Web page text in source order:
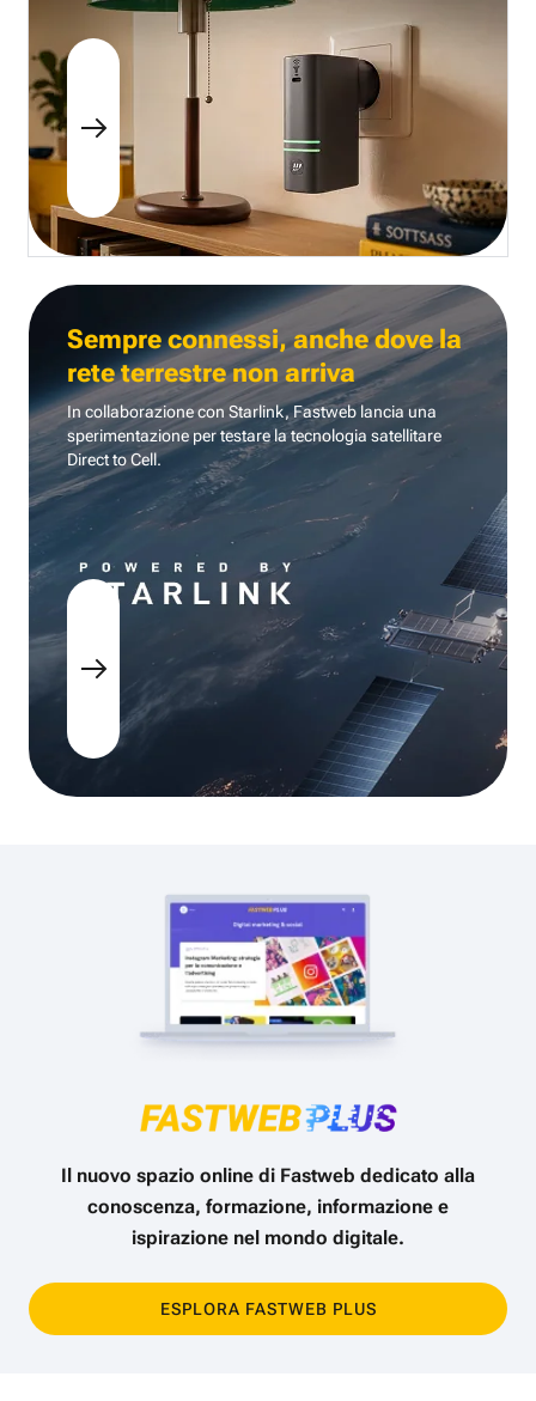
Sempre connessi, anche dove la
rete terrestre non arriva
In collaborazione con Starlink, Fastweb lancia una
sperimentazione per testare la tecnologia satellitare
Direct to Cell.
Il nuovo spazio online di Fastweb dedicato alla
conoscenza, formazione, informazione e
ispirazione nel mondo digitale.
ESPLORA FASTWEB PLUS